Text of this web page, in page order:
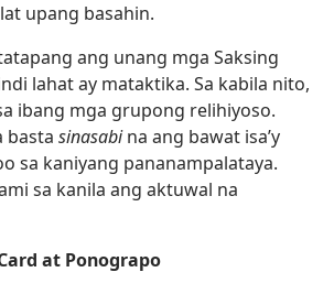
upang basahin.
ang unang mga Saksing
lahat ay mataktika. Sa kabila nito,
ibang mga grupong relihiyoso.
basta sinasabina ang bawat isa’y
sa kaniyang pananampalataya.
sa kanila ang aktuwal na
at Ponograpo